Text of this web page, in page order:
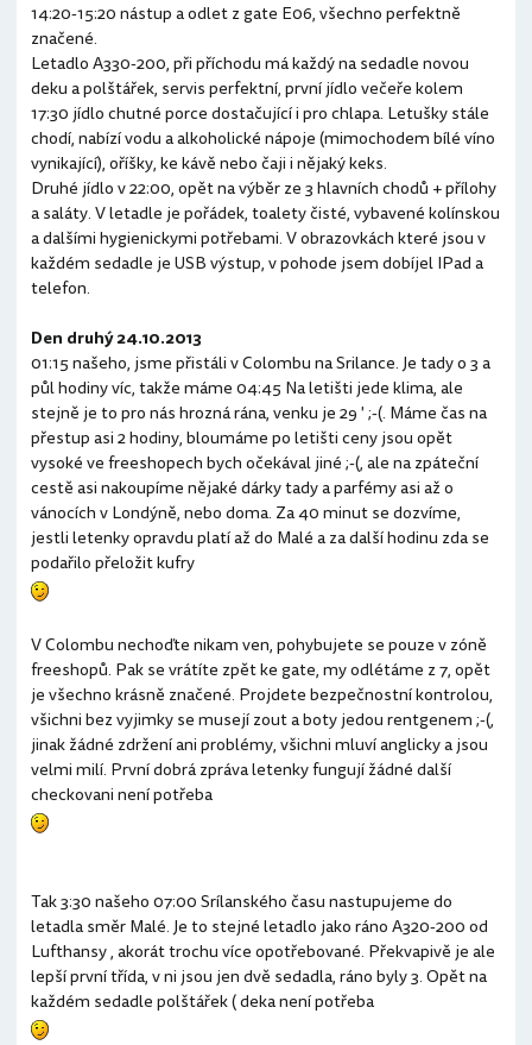
14:20-15:20 nástup a odlet z gate E06, všechno perfektně
značené.
Letadlo A330-200, při příchodu má každý na sedadle novou
deku a polštářek, servis perfektní, první jídlo večeře kolem
17:30 jídlo chutné porce dostačující i pro chlapa. Letušky stále
chodí, nabízí vodu a alkoholické nápoje (mimochodem bílé víno
vynikající), oříšky, ke kávě nebo čaji i nějaký keks.
Druhé jídlo v 22:00, opět na výběr ze 3 hlavních chodů + přílohy
a saláty. V letadle je pořádek, toalety čisté, vybavené kolínskou
a dalšími hygienickymi potřebami. V obrazovkách které jsou v
každém sedadle je USB výstup, v pohode jsem dobíjel IPad a
telefon.
Den druhý 24.10.2013
01:15 našeho, jsme přistáli v Colombu na Srilance. Je tady o 3 a
půl hodiny víc, takže máme 04:45 Na letišti jede klima, ale
stejně je to pro nás hrozná rána, venku je 29 ' ;-(. Máme čas na
přestup asi 2 hodiny, bloumáme po letišti ceny jsou opět
vysoké ve freeshopech bych očekával jiné ;-(, ale na zpáteční
cestě asi nakoupíme nějaké dárky tady a parfémy asi až o
vánocích v Londýně, nebo doma. Za 40 minut se dozvíme,
jestli letenky opravdu platí až do Malé a za další hodinu zda se
podařilo přeložit kufry
V Colombu nechoďte nikam ven, pohybujete se pouze v zóně
freeshopů. Pak se vrátíte zpět ke gate, my odlétáme z 7, opět
je všechno krásně značené. Projdete bezpečnostní kontrolou,
všichni bez vyjimky se musejí zout a boty jedou rentgenem ;-(,
jinak žádné zdržení ani problémy, všichni mluví anglicky a jsou
velmi milí. První dobrá zpráva letenky fungují žádné další
checkovani není potřeba
Tak 3:30 našeho 07:00 Srílanského času nastupujeme do
letadla směr Malé. Je to stejné letadlo jako ráno A320-200 od
Lufthansy , akorát trochu více opotřebované. Překvapivě je ale
lepší první třída, v ni jsou jen dvě sedadla, ráno byly 3. Opět na
každém sedadle polštářek ( deka není potřeba